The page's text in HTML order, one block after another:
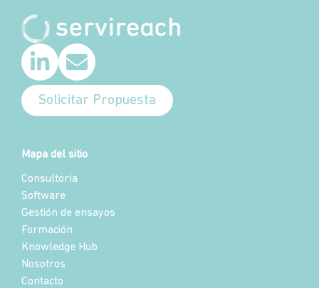
Solicitar Propuesta
Mapa del sitio
Consultoría
Software
Gestión de ensayos
Formación
Knowledge Hub
Nosotros
Contacto